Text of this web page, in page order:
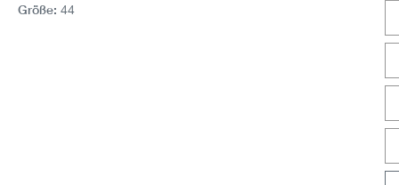
Größe: 44